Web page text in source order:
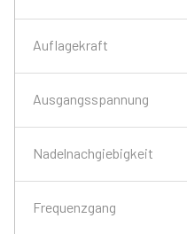
Auflagekraft
Ausgangsspannung
Nadelnachgiebigkeit
Frequenzgang